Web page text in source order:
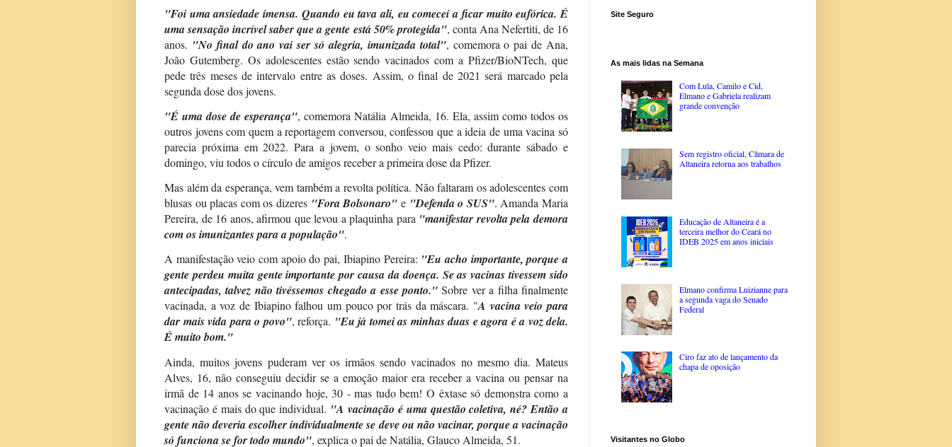
"Foi uma ansiedade imensa. Quando eu tava ali, eu comecei a ficar muito eufórica. É
uma sensação incrível saber que a gente está 50% protegida", conta Ana Nefertiti, de 16
anos. "No final do ano vai ser só alegria, imunizada total", comemora o pai de Ana,
João Gutemberg. Os adolescentes estão sendo vacinados com a Pfizer/BioNTech, que
pede três meses de intervalo entre as doses. Assim, o final de 2021 será marcado pela
segunda dose dos jovens.
"É uma dose de esperança", comemora Natália Almeida, 16. Ela, assim como todos os
outros jovens com quem a reportagem conversou, confessou que a ideia de uma vacina só
parecia próxima em 2022. Para a jovem, o sonho veio mais cedo: durante sábado e
domingo, viu todos o círculo de amigos receber a primeira dose da Pfizer.
Mas além da esperança, vem também a revolta política. Não faltaram os adolescentes com
blusas ou placas com os dizeres "Fora Bolsonaro" e"Defenda o SUS". Amanda Maria
Pereira, de 16 anos, afirmou que levou a plaquinha para"manifestar revolta pela demora
com os imunizantes para a população".
A manifestação veio com apoio do pai, Ibiapino Pereira: "Eu acho importante, porque a
gente perdeu muita gente importante por causa da doença. Se as vacinas tivessem sido
antecipadas, talvez não tivéssemos chegado a esse ponto."Sobre ver a filha finalmente
vacinada, a voz de Ibiapino falhou um pouco por trás da máscara. "A vacina veio para
dar mais vida para o povo", reforça. "Eu já tomei as minhas duas e agora é a voz dela.
É muito bom."
Ainda, muitos jovens puderam ver os irmãos sendo vacinados no mesmo dia. Mateus
Alves, 16, não conseguiu decidir se a emoção maior era receber a vacina ou pensar na
irmã de 14 anos se vacinando hoje, 30 - mas tudo bem! O êxtase só demonstra como a
vacinação é mais do que individual. "A vacinação é uma questão coletiva, né? Então a
gente não deveria escolher individualmente se deve ou não vacinar, porque a vacinação
só funciona se for todo mundo", explica o pai de Natália, Glauco Almeida, 51.
Site Seguro
As mais lidas na Semana
Com Lula, Camilo e Cid,
Elmano e Gabriela realizam
grande convenção
Sem registro oficial, Câmara de
Altaneira retorna aos trabalhos
Educação de Altaneira é a
terceira melhor do Ceará no
IDEB 2025 em anos iniciais
Elmano confirma Luizianne para
a segunda vaga do Senado
Federal
Ciro faz ato de lançamento da
chapa de oposição
Visitantes no Globo